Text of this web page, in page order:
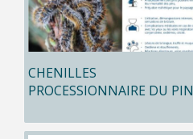
CHENILLES
PROCESSIONNAIRE DU PIN